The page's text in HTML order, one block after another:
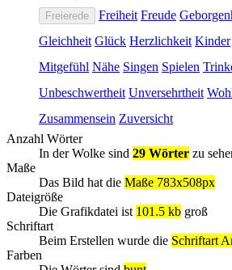
Freierede Freiheit Freude
Gleichheit Glück Herzlichkeit Kinder
Mitgefühl Nähe Singen Spielen
Unbeschwertheit Unversehrtheit
Zusammensein Zuversicht
Anzahl Wörter
In der Wolke sind 29 Wörter zu
Maße
Das Bild hat die Maße 783x508px
Dateigröße
Die Grafikdatei ist 101.5 kb groß
Schriftart
Beim Erstellen wurde die Schriftart
Farben